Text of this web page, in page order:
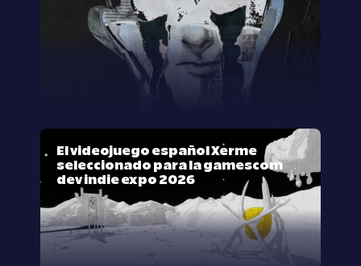
El videojuego español Xerme
seleccionado para la gamescom
dev indie expo 2026